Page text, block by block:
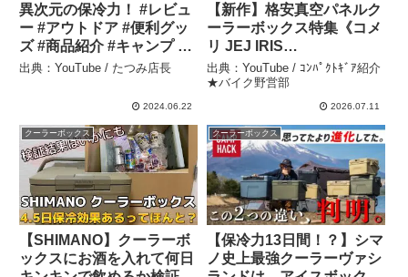
異次元の保冷力！ #レビュ
ー #アウトドア #便利グッ
ズ #商品紹介 #キャンプ #
キャンプギア #bbq #ソロ
ス #ビール #テント – たつ
出典：YouTube / たつみ店長
2024.06.22
【新作】格安真空パネルク
ーラーボックス特集《コメ
リ JEJ IRIS
CAPTAINSTAG 激安 キャ
ンプ道具 アウトドア 家族
ファミリー 選び方》 – ｺﾝ
部
出典：YouTube / ｺﾝﾊﾟｸﾄｷﾞｱ紹介
★バイク野営部
2026.07.11
クーラーボックス
【SHIMANO】クーラーボ
ックスにお酒を入れて何日
クーラーボックス
【保冷力13日間！？】シマ
ノ史上最強クーラーヴァシ